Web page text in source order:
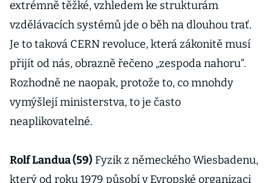
extrémně těžké, vzhledem ke strukturám
vzdělávacích systémů jde o běh na dlouhou trať.
Je to taková CERN revoluce, která zákonitě musí
přijít od nás, obrazně řečeno „zespoda nahoru“.
Rozhodně ne naopak, protože to, co mnohdy
vymýšlejí ministerstva, to je často
neaplikovatelné.
Rolf Landua (59)Fyzik z německého Wiesbadenu,
který od roku 1979 působí v Evropské organizaci